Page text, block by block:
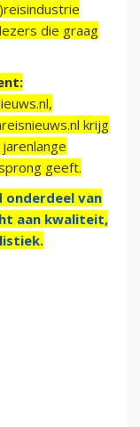
die graag
krijg
geeft.
onderdeel van
aan kwaliteit,